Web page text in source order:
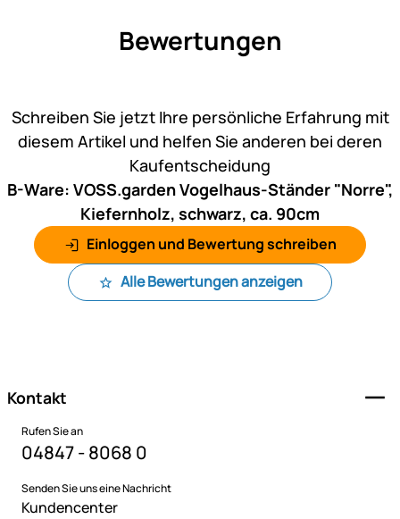
Bewertungen
Schreiben Sie jetzt Ihre persönliche Erfahrung mit
diesem Artikel und helfen Sie anderen bei deren
Kaufentscheidung
B-Ware: VOSS.garden Vogelhaus-Ständer "Norre",
Kiefernholz, schwarz, ca. 90cm
Einloggen und Bewertung schreiben
Alle Bewertungen anzeigen
Kontakt
Rufen Sie an
04847 - 8068 0
Senden Sie uns eine Nachricht
Kundencenter